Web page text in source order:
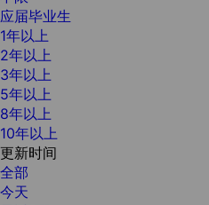
应届毕业生
1年以上
2年以上
3年以上
5年以上
8年以上
10年以上
更新时间
全部
今天